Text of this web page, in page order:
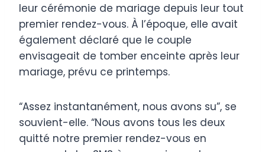
leur cérémonie de mariage depuis leur tout
premier rendez-vous. À l’époque, elle avait
également déclaré que le couple
envisageait de tomber enceinte après leur
mariage, prévu ce printemps.
“Assez instantanément, nous avons su”, se
souvient-elle. “Nous avons tous les deux
quitté notre premier rendez-vous en